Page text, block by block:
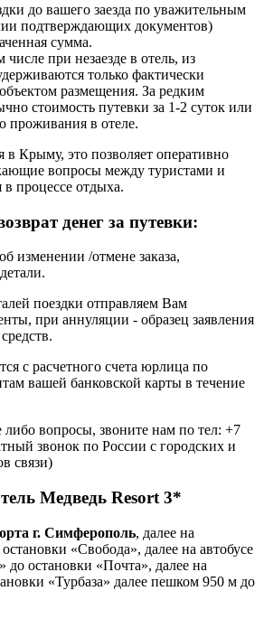
до вашего заезда по уважительным
подтверждающих документов)
сумма.
при незаезде в отель, из
только фактически
размещения. За редким
стоимость путевки за 1-2 суток или
проживания в отеле.
Крыму, это позволяет оперативно
вопросы между туристами и
процессе отдыха.
денег за путевки:
изменении /отмене заказа,
поездки отправляем Вам
при аннуляции - образец заявления
с расчетного счета юрлица по
вашей банковской карты в течение
либо вопросы, звоните нам по тел: +7
звонок по России с городских и
связи)
Медведь Resort 3*
г. Симферополь, далее на
«Свобода», далее на автобусе
до остановки «Почта», далее на
«Турбаза» далее пешком 950 м до